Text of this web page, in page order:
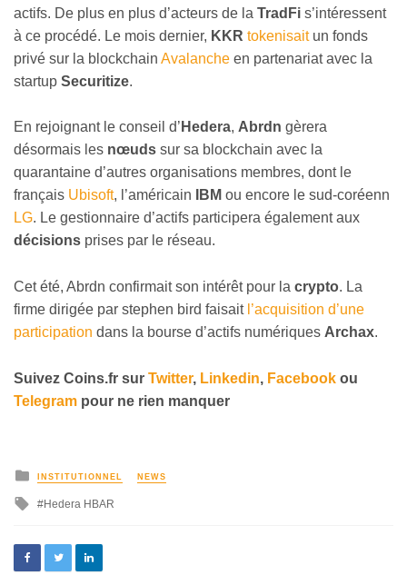
actifs. De plus en plus d’acteurs de la TradFi s’intéressent
à ce procédé. Le mois dernier, KKR tokenisaitun fonds
privé sur la blockchain Avalanche en partenariat avec la
startup Securitize.
En rejoignant le conseil d’ Hedera, Abrdn gèrera
désormais les nœuds sur sa blockchain avec la
quarantaine d’autres organisations membres, dont le
français Ubisoft, l’américain IBM ou encore le sud-coréenn
LG. Le gestionnaire d’actifs participera également aux
décisions prises par le réseau.
Cet été, Abrdn confirmait son intérêt pour la crypto. La
firme dirigée par stephen bird faisait l’acquisition d’une
participation dans la bourse d’actifs numériques Archax.
Suivez Coins.fr sur Twitter, Linkedin, Facebook ou
Telegram pour ne rien manquer
INSTITUTIONNEL NEWS
Hedera HBAR